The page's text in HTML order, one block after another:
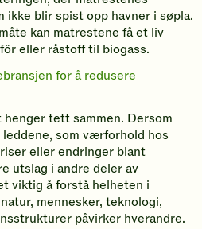
ikke blir spist opp havner i søpla.
kan matrestene få et liv
eller råstoff til biogass.
for å redusere
tett sammen. Dersom
som værforhold hos
eller endringer blant
utslag i andre deler av
viktig å forstå helheten i
mennesker, teknologi,
påvirker hverandre.